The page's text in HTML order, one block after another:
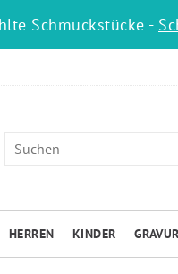
Schmuckstücke -
HERREN KINDER GRAVUR